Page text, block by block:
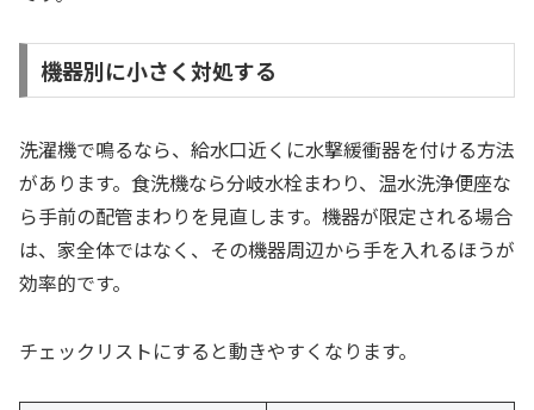
機器別に小さく対処する
洗濯機で鳴るなら、給水口近くに水撃緩衝器を付ける方法
があります。食洗機なら分岐水栓まわり、温水洗浄便座な
ら手前の配管まわりを見直します。機器が限定される場合
は、家全体ではなく、その機器周辺から手を入れるほうが
効率的です。
チェックリストにすると動きやすくなります。